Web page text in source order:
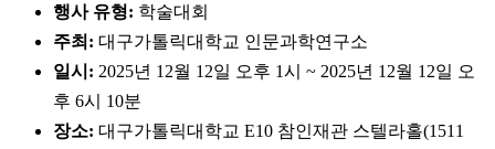
행사 유형: 학술대회
주최: 대구가톨릭대학교 인문과학연구소
일시: 2025년 12월 12일 오후 1시 ~ 2025년 12월 12일 오
후 6시 10분
장소: 대구가톨릭대학교 E10 참인재관 스텔라홀(1511